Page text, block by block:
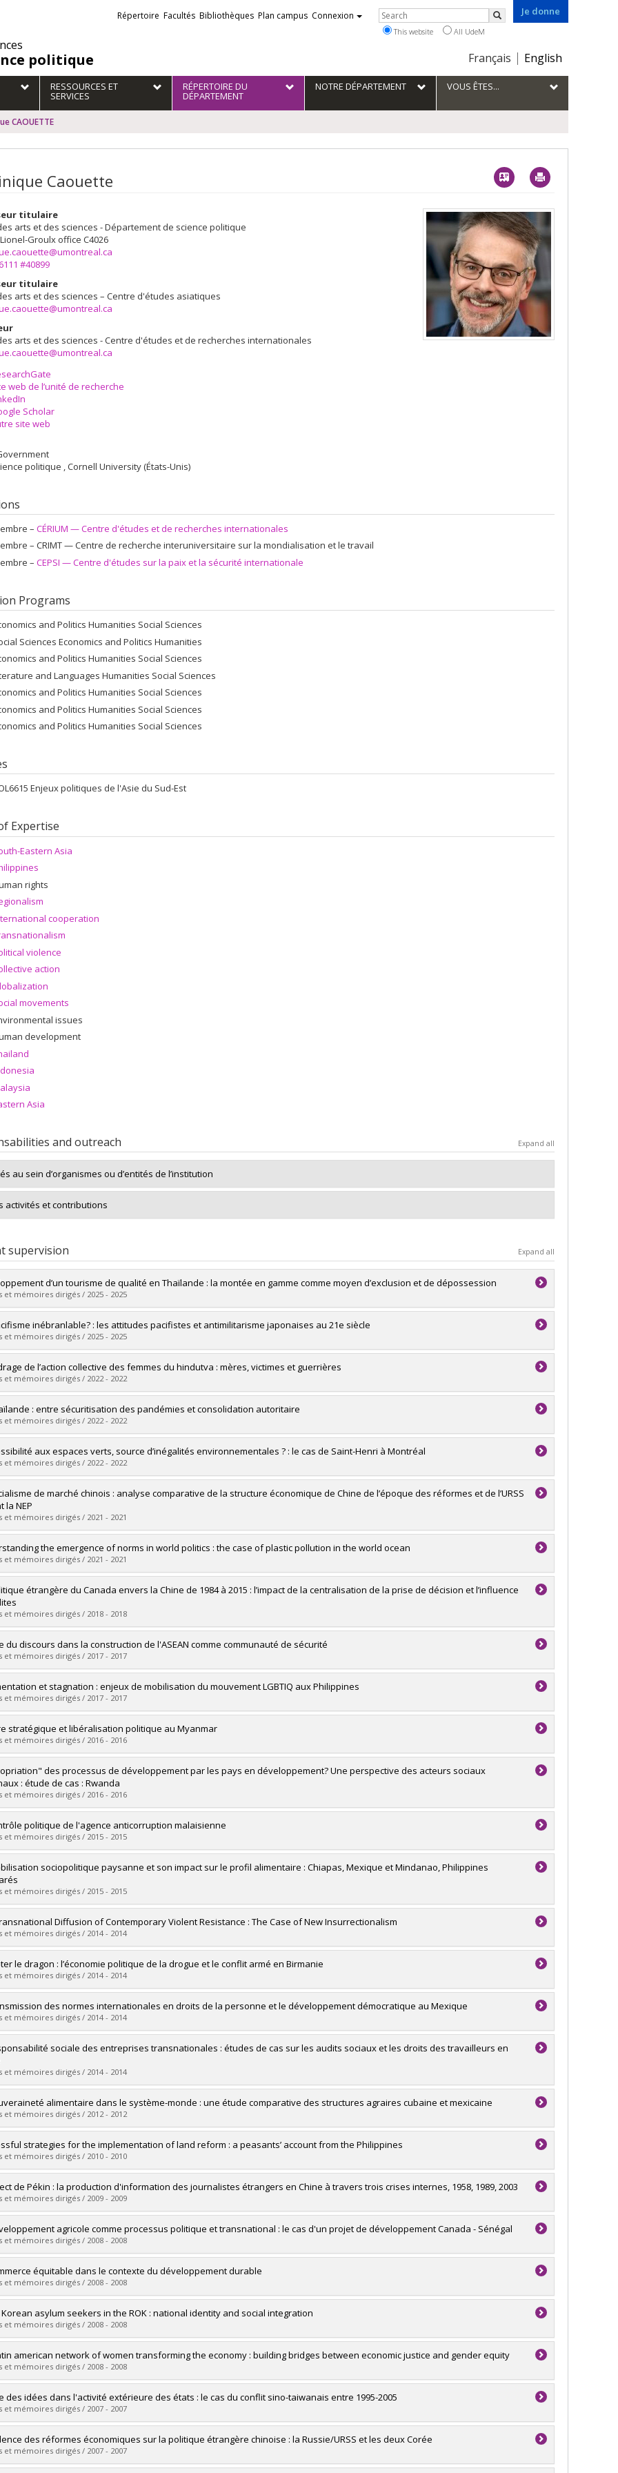
politique
Je donne
Choix
la
langue
Français English
Liens
externes
Répertoire Facultés Bibliothèques Plan campus Connexion Rechercher
Search
This website All UdeM
RESSOURCES ET
SERVICES
RÉPERTOIRE DU
DÉPARTEMENT
NOTRE DÉPARTEMENT VOUS ÊTES...
CAOUETTE
Caouette Vcard
titulaire
arts et des sciences - Département de science politique
Groulx office C4026
#40899
titulaire
arts et des sciences – Centre d'études asiatiques
arts et des sciences - Centre d'études et de recherches internationales
web de l’unité de recherche
Scholar
site web
politique , Cornell University (États-Unis)
– CÉRIUM — Centre d'études et de recherches internationales
– CRIMT — Centre de recherche interuniversitaire sur la mondialisation et le travail
– CEPSI — Centre d'études sur la paix et la sécurité internationale
Programs
and Politics Humanities Social Sciences
Sciences Economics and Politics Humanities
and Politics Humanities Social Sciences
and Languages Humanities Social Sciences
and Politics Humanities Social Sciences
and Politics Humanities Social Sciences
and Politics Humanities Social Sciences
Enjeux politiques de l'Asie du Sud-Est
Expertise
Eastern Asia
rights
cooperation
violence
action
movements
issues
development
Asia
and outreach Expand all
au sein d’organismes ou d’entités de l’institution
activités et contributions
supervision Expand all
d’un tourisme de qualité en Thaïlande : la montée en gamme comme moyen d’exclusion et de dépossession
et mémoires dirigés / 2025 - 2025
:Veilleux, Alexandre
Doctoral
:Ph. D.
inébranlable? : les attitudes pacifistes et antimilitarisme japonaises au 21e siècle
et mémoires dirigés / 2025 - 2025
:Rivest, Jozef
Master's
:M. Sc.
de l’action collective des femmes du hindutva : mères, victimes et guerrières
et mémoires dirigés / 2022 - 2022
:Laporta, Justine
Master's
:M. Sc.
: entre sécuritisation des pandémies et consolidation autoritaire
et mémoires dirigés / 2022 - 2022
:Désormeaux, Michaël
Master's
:M. Sc.
aux espaces verts, source d’inégalités environnementales ? : le cas de Saint-Henri à Montréal
et mémoires dirigés / 2022 - 2022
:Tardif-Paradis, Étienne
Master's
:M. Sc.
le document dans Papyrus
de marché chinois : analyse comparative de la structure économique de Chine de l’époque des réformes et de l’URSS
la NEP
et mémoires dirigés / 2021 - 2021
:Poulin, Maxence
Master's
:M. Sc.
the emergence of norms in world politics : the case of plastic pollution in the world ocean
et mémoires dirigés / 2021 - 2021
: Beaudoin, Simon
Master's
:M. Sc.
le document dans Papyrus
étrangère du Canada envers la Chine de 1984 à 2015 : l’impact de la centralisation de la prise de décision et l’influence
et mémoires dirigés / 2018 - 2018
:Lefrançois, Eric
Doctoral
:Ph. D.
du discours dans la construction de l'ASEAN comme communauté de sécurité
et mémoires dirigés / 2017 - 2017
:Martel, Stéphanie
Doctoral
:Ph. D.
et stagnation : enjeux de mobilisation du mouvement LGBTIQ aux Philippines
et mémoires dirigés / 2017 - 2017
:Chartrand, Alex
Master's
:M. Sc.
stratégique et libéralisation politique au Myanmar
et mémoires dirigés / 2016 - 2016
:Rancourt, Jean-François
Master's
:M. Sc.
le document dans Papyrus
des processus de développement par les pays en développement? Une perspective des acteurs sociaux
: étude de cas : Rwanda
et mémoires dirigés / 2016 - 2016
:Ngirumpatse, Pauline
Doctoral
:Ph. D.
politique de l'agence anticorruption malaisienne
et mémoires dirigés / 2015 - 2015
:Bautista-Beauchesne, Nicholas
Master's
:M. Sc.
le document dans Papyrus
sociopolitique paysanne et son impact sur le profil alimentaire : Chiapas, Mexique et Mindanao, Philippines
et mémoires dirigés / 2015 - 2015
:Laroche, Martin
Master's
:M. Sc.
Diffusion of Contemporary Violent Resistance : The Case of New Insurrectionalism
et mémoires dirigés / 2014 - 2014
:Wettstein, Tristan
Master's
:M. Sc.
le dragon : l’économie politique de la drogue et le conflit armé en Birmanie
et mémoires dirigés / 2014 - 2014
:Éthier-Sawyer, Sarah
Master's
:M. Sc.
des normes internationales en droits de la personne et le développement démocratique au Mexique
et mémoires dirigés / 2014 - 2014
:Armijo Fortin, Alexandra
:Ph. D.
le document dans Papyrus
sociale des entreprises transnationales : études de cas sur les audits sociaux et les droits des travailleurs en
et mémoires dirigés / 2014 - 2014
:Hamelin, Mathieu
Master's
:M. Sc.
alimentaire dans le système-monde : une étude comparative des structures agraires cubaine et mexicaine
et mémoires dirigés / 2012 - 2012
:Gurcan, Efe Can
Master's
:M. Sc.
strategies for the implementation of land reform : a peasants’ account from the Philippines
et mémoires dirigés / 2010 - 2010
: Côté, Denis J.
Master's
:M. Sc.
de Pékin : la production d'information des journalistes étrangers en Chine à travers trois crises internes, 1958, 1989, 2003
et mémoires dirigés / 2009 - 2009
:Pelé, Ariane
Master's
:M. Sc.
agricole comme processus politique et transnational : le cas d'un projet de développement Canada - Sénégal
et mémoires dirigés / 2008 - 2008
:Willis, Catherine
Master's
:M. Sc.
équitable dans le contexte du développement durable
et mémoires dirigés / 2008 - 2008
:De Vivanco Pezo, Oscar
Master's
:M. Sc.
asylum seekers in the ROK : national identity and social integration
et mémoires dirigés / 2008 - 2008
:Lee, Regina
Master's
:M. Sc.
american network of women transforming the economy : building bridges between economic justice and gender equity
et mémoires dirigés / 2008 - 2008
:Díaz Alba, Carmen Leticia
Master's
:M. Sc.
des idées dans l'activité extérieure des états : le cas du conflit sino-taiwanais entre 1995-2005
et mémoires dirigés / 2007 - 2007
:Labrecque, Charles-Louis
Master's
:M. Sc.
des réformes économiques sur la politique étrangère chinoise : la Russie/URSS et les deux Corée
et mémoires dirigés / 2007 - 2007